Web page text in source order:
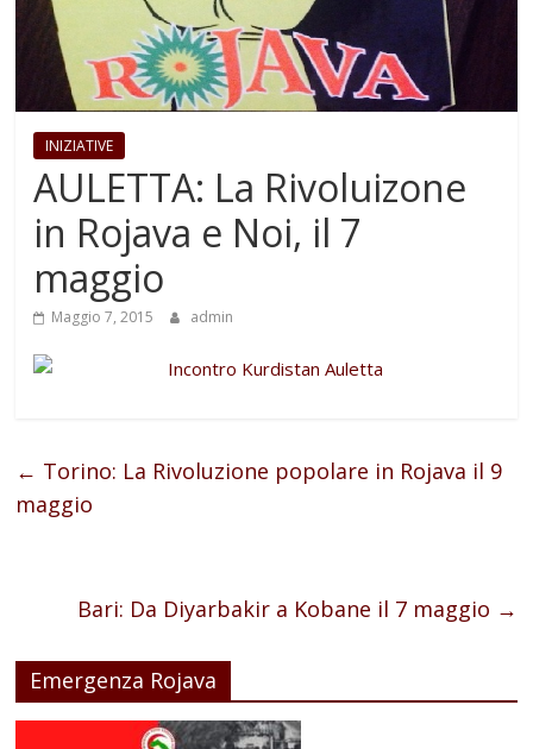
INIZIATIVE
AULETTA: La Rivoluizone
in Rojava e Noi, il 7
maggio
Maggio 7, 2015 admin
← Torino: La Rivoluzione popolare in Rojava il 9
maggio
Bari: Da Diyarbakir a Kobane il 7 maggio →
Emergenza Rojava